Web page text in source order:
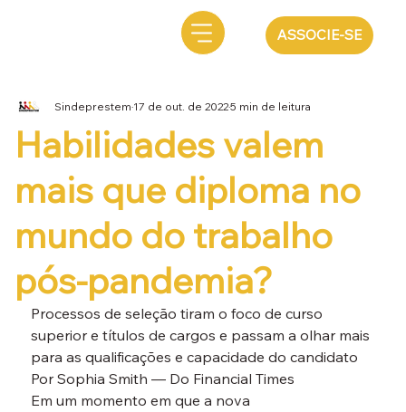
ASSOCIE-SE
Habilidades valem
mais que diploma no
mundo do trabalho
pós-pandemia?
Sindeprestem17 de out. de 20225 min de leitura
Processos de seleção tiram o foco de curso
superior e títulos de cargos e passam a olhar mais
para as qualificações e capacidade do candidato
Por Sophia Smith — Do Financial Times
Em um momento em que a nova